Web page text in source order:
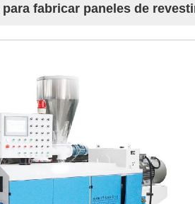
para fabricar paneles de